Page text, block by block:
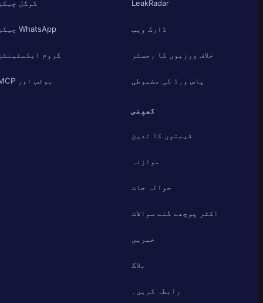
LeakRadar
ڈارک ویب
خلاف ورزیوں کا رجسٹر
پاس ورڈ کی مضبوطی
گوگل چیکر
WhatsApp چیکر
کروم ایکسٹینشن
بوٹس اور MCP
کمپنی
قیمتوں کا تعین
موازنہ
حوالہ جات
اکثر پوچھے گئے سوالات
خبریں
بلاگ
رابطہ کریں۔